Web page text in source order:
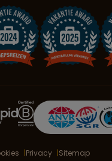
Privacy Sitemap